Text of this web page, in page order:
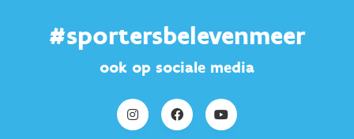
#sportersbelevenmeer
ook op sociale media